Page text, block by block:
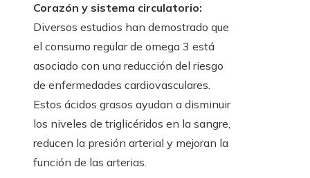
Corazón y sistema circulatorio:
Diversos estudios han demostrado que
el consumo regular de omega 3 está
asociado con una reducción del riesgo
de enfermedades cardiovasculares.
Estos ácidos grasos ayudan a disminuir
los niveles de triglicéridos en la sangre,
reducen la presión arterial y mejoran la
función de las arterias.